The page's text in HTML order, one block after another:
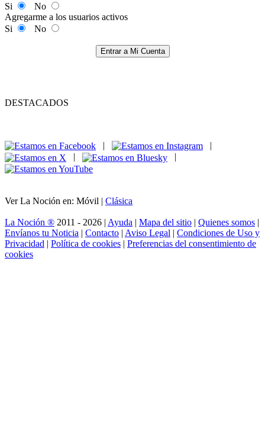
Si
No
Agregarme a los usuarios activos
Si
No
Entrar a Mi Cuenta
DESTACADOS
|
|
|
|
Ver La Noción en: Móvil | Clásica
La Noción ® 2011 - 2026 | Ayuda | Mapa del sitio | Quienes somos |
Envíanos tu Noticia | Contacto | Aviso Legal | Condiciones de Uso y
Privacidad | Política de cookies | Preferencias del consentimiento de
cookies